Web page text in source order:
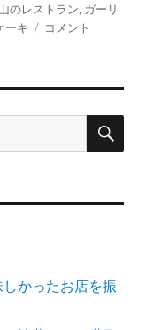
グ
山のレストラン, ガーリ
ーキ
【栃
滝
見
フ
コメント
検
しかったお店を振